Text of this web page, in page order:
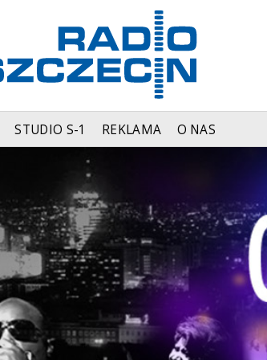
STUDIO S-1 REKLAMA O NAS